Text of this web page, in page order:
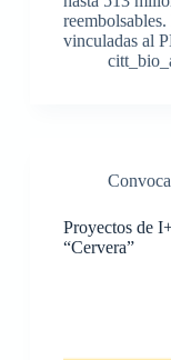
vinculadas al
Proyectos de
“Cervera”